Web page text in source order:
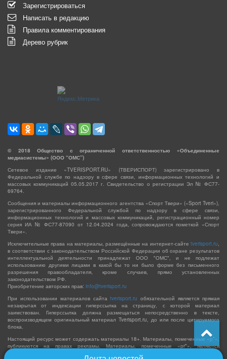
Зарегистрироваться
Написать в редакцию
Правила комментирования
Дерево рубрик
© 2018 Общество с ограниченной ответственностью «Объединенные
медиасистемы» (ООО “ОМС”)
Сетевое издание «TVERISPORT.RU» (ТВЕРИСПОРТ) зарегистрировано в
Федеральной службе по надзору в сфере связи, информационных технологий и
массовых коммуникаций 05.05.2017 г. Свидетельство о регистрации Эл № ФС77-
69764.
Сообщения и материалы информационного агентства «Спорт Твери» («Sport Tveri»),
зарегистрированного Федеральной службой по надзору в сфере связи,
информационных технологий и массовых коммуникаций, регистрационный номер
серия ИА № ФС77-87090 от 12.04.2024 года, сопровождаются пометкой «Спорт
Твери».
Исключительные права на материалы, размещённые на интернет-сайте tverisport.ru,
в соответствии с законодательством Российской Федерации об охране результатов
интеллектуальной деятельности принадлежат ООО "ОМС", и не подлежат
использованию другими лицами в какой бы то ни было форме без письменного
разрешения правообладателя, кроме случаев, прямо установленных
законодательством РФ.
Приобретение авторских прав: info@tverisport.ru
При использовании материалов сайтаtverisport.ru обязательной является прямая
незакрытая от индексации гиперссылка на страницу, с которой материал
заимствован. Гиперссылка должна размещаться непосредственно в тексте,
воспроизводящем оригинальный материал Tverisport.ru, до или после цитируемого
блока.
Настоящий ресурс может содержать материалы 18+. Материалы, помеченные «р*»,
публикуются на правах рекламы. Материалы, помеченные «рr*», являются
политической рекламой и оплачены из средств соответствующих избирательных